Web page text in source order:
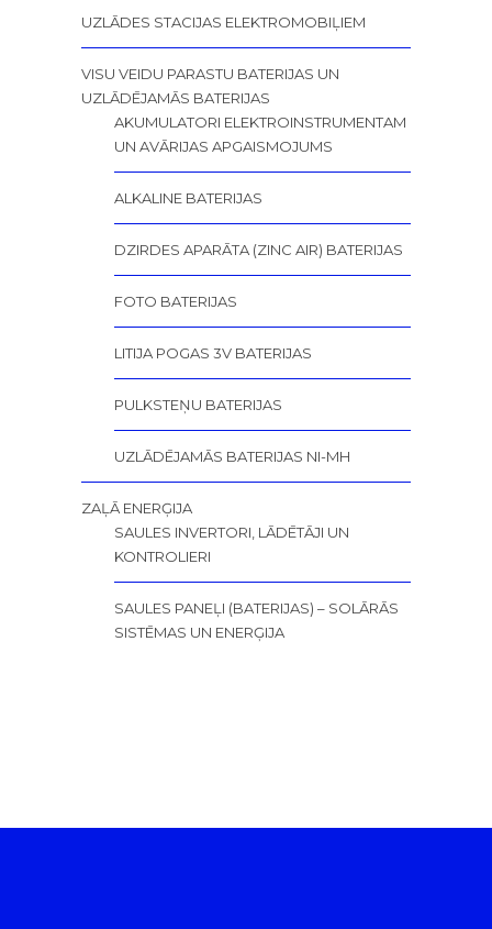
UZLĀDES STACIJAS ELEKTROMOBIĻIEM
VISU VEIDU PARASTU BATERIJAS UN
UZLĀDĒJAMĀS BATERIJAS
AKUMULATORI ELEKTROINSTRUMENTAM
UN AVĀRIJAS APGAISMOJUMS
ALKALINE BATERIJAS
DZIRDES APARĀTA (ZINC AIR) BATERIJAS
FOTO BATERIJAS
LITIJA POGAS 3V BATERIJAS
PULKSTEŅU BATERIJAS
UZLĀDĒJAMĀS BATERIJAS NI-MH
ZAĻĀ ENERĢIJA
SAULES INVERTORI, LĀDĒTĀJI UN
KONTROLIERI
SAULES PANEĻI (BATERIJAS) – SOLĀRĀS
SISTĒMAS UN ENERĢIJA